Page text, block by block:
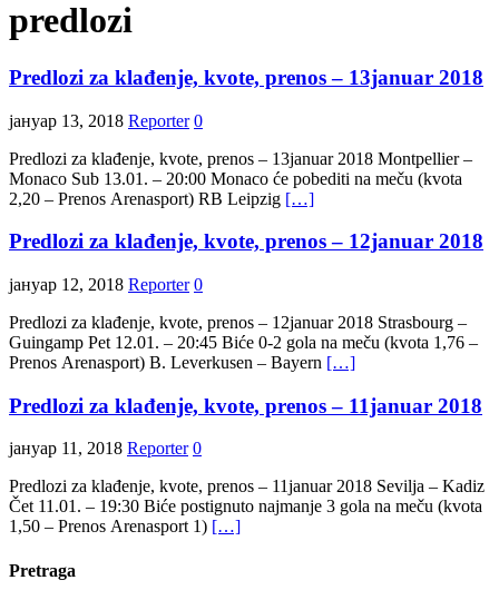
predlozi
Predlozi za klađenje, kvote, prenos – 13januar 2018
јануар 13, 2018 Reporter 0
Predlozi za klađenje, kvote, prenos – 13januar 2018 Montpellier –
Monaco Sub 13.01. – 20:00 Monaco će pobediti na meču (kvota
2,20 – Prenos Arenasport) RB Leipzig […]
Predlozi za klađenje, kvote, prenos – 12januar 2018
јануар 12, 2018 Reporter 0
Predlozi za klađenje, kvote, prenos – 12januar 2018 Strasbourg –
Guingamp Pet 12.01. – 20:45 Biće 0-2 gola na meču (kvota 1,76 –
Prenos Arenasport) B. Leverkusen – Bayern […]
Predlozi za klađenje, kvote, prenos – 11januar 2018
јануар 11, 2018 Reporter 0
Predlozi za klađenje, kvote, prenos – 11januar 2018 Sevilja – Kadiz
Čet 11.01. – 19:30 Biće postignuto najmanje 3 gola na meču (kvota
1,50 – Prenos Arenasport 1) […]
Pretraga